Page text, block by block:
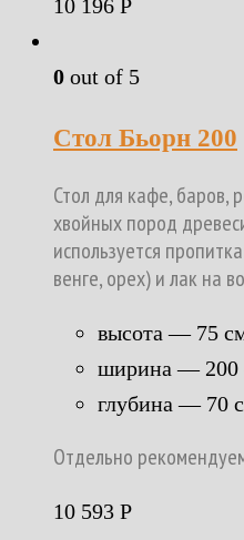
10 196 Р
0 out of 5
Стол Бьорн 200
Стол для кафе, баров,
хвойных пород
используется
венге, орех) и лак на
высота — 75
ширина — 200
глубина — 70
Отдельно
10 593 Р